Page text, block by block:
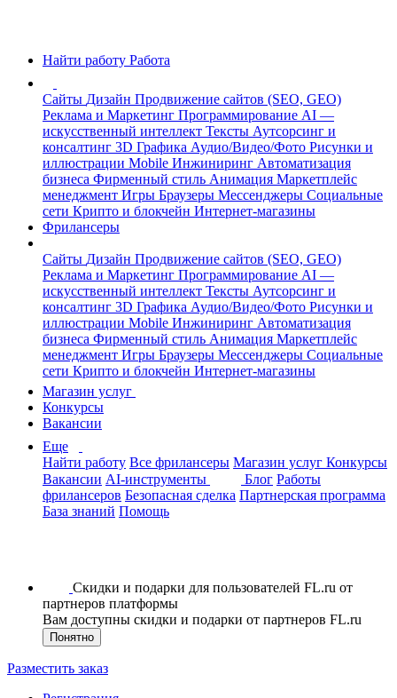
Найти работу Работа
Сайты Дизайн Продвижение сайтов (SEO, GEO)
Реклама и Маркетинг Программирование AI —
искусственный интеллект Тексты Аутсорсинг и
консалтинг 3D Графика Аудио/Видео/Фото Рисунки и
иллюстрации Mobile Инжиниринг Автоматизация
бизнеса Фирменный стиль Анимация Маркетплейс
менеджмент Игры Браузеры Мессенджеры Социальные
сети Крипто и блокчейн Интернет-магазины
Фрилансеры
Сайты Дизайн Продвижение сайтов (SEO, GEO)
Реклама и Маркетинг Программирование AI —
искусственный интеллект Тексты Аутсорсинг и
консалтинг 3D Графика Аудио/Видео/Фото Рисунки и
иллюстрации Mobile Инжиниринг Автоматизация
бизнеса Фирменный стиль Анимация Маркетплейс
менеджмент Игры Браузеры Мессенджеры Социальные
сети Крипто и блокчейн Интернет-магазины
Магазин услуг
Конкурсы
Вакансии
Еще
Найти работу Все фрилансеры Магазин услуг Конкурсы
Вакансии AI-инструменты Блог Работы
фрилансеров Безопасная сделка Партнерская программа
База знаний Помощь
Скидки и подарки для пользователей FL.ru от
партнеров платформы
Вам доступны скидки и подарки от партнеров FL.ru
Понятно
Разместить заказ